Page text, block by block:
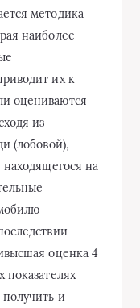
методика
наиболее
их к
оцениваются
из
(лобовой),
находящегося на
оценка 4
показателях
и